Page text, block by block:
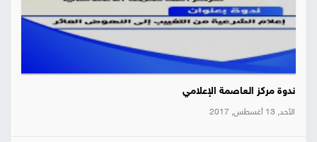
ندوة مركز العاصمة الإعلامي
الأحد, 13 أغسطس, 2017